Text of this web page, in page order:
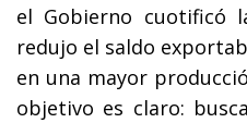
el Gobierno cuotificó
redujo el saldo
en una mayor
objetivo es claro: